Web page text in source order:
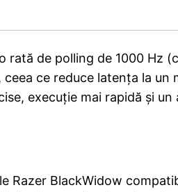
de polling de 1000 Hz
ce reduce latența la
execuție mai rapidă și
Razer BlackWidow